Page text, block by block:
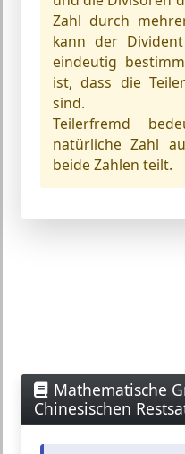
Zahl durch
kann der
eindeutig
ist, dass die
sind.
Teilerfremd
natürliche Zahl
beide Zahlen teilt.
Mathematische
Chinesischen